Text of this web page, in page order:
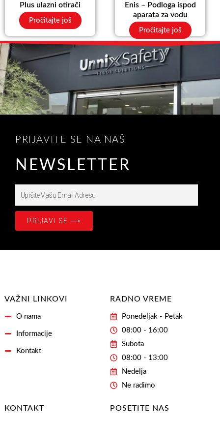
Plus ulazni otirači
Pročitajte još
Enis – Podloga ispod
aparata za vodu
Pročitajte još
PRIJAVITE SE NA NAŠ
NEWSLETTER
Email
PRIJAVI SE ⟶
VAŽNI LINKOVI
O nama
Informacije
Kontakt
RADNO VREME
Ponedeljak - Petak
08:00 - 16:00
Subota
08:00 - 13:00
Nedelja
Ne radimo
KONTAKT POSETITE NAS